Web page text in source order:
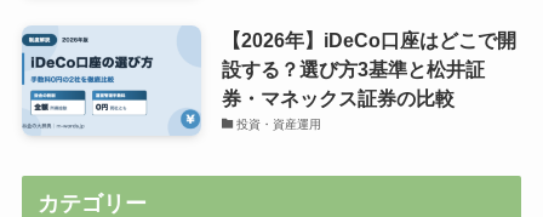
【2026年】iDeCo口座はどこで開
設する？選び方3基準と松井証
券・マネックス証券の比較
投資・資産運用
カテゴリー